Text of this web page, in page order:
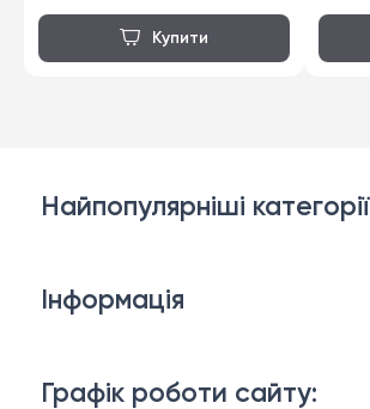
Графік роботи сайту:
Найпопулярніші категорії
Матраци
Інформація